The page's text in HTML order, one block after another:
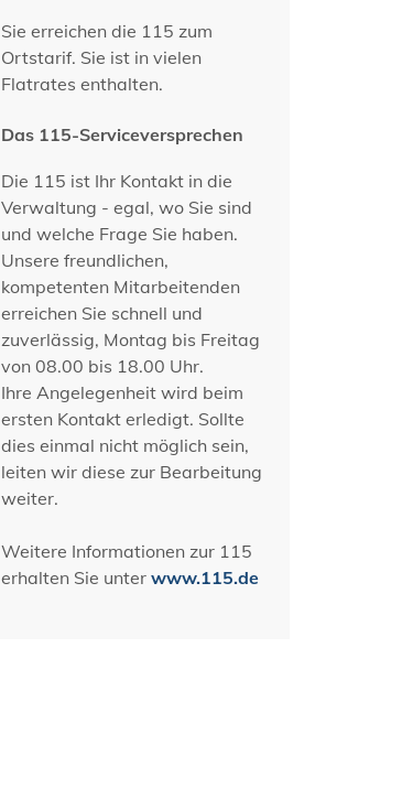
Sie erreichen die 115 zum
Ortstarif. Sie ist in vielen
Flatrates enthalten.
Das 115-Serviceversprechen
Die 115 ist Ihr Kontakt in die
Verwaltung - egal, wo Sie sind
und welche Frage Sie haben.
Unsere freundlichen,
kompetenten Mitarbeitenden
erreichen Sie schnell und
zuverlässig, Montag bis Freitag
von 08.00 bis 18.00 Uhr.
Ihre Angelegenheit wird beim
ersten Kontakt erledigt. Sollte
dies einmal nicht möglich sein,
leiten wir diese zur Bearbeitung
weiter.
Weitere Informationen zur 115
erhalten Sie unter www.115.de